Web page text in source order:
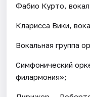
Фабио Курто,
Кларисса Вики,
Вокальная группа
Симфонический
филармония»;